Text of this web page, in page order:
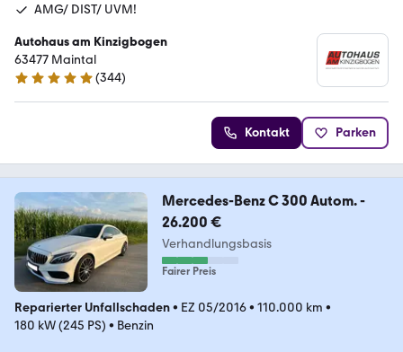
AMG/ DIST/ UVM!
Autohaus am Kinzigbogen
63477 Maintal
4.8 Sterne
(344)
Kontakt Parken
Mercedes-Benz C 300 Autom. -
26.200 €
Verhandlungsbasis
Fairer Preis
Reparierter Unfallschaden• EZ 05/2016• 110.000 km •
180 kW (245 PS) • Benzin